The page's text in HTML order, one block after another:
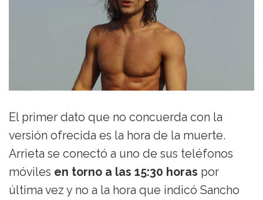
El primer dato que no concuerda con la
versión ofrecida es la hora de la muerte.
Arrieta se conectó a uno de sus teléfonos
móviles en torno a las 15:30 horas por
última vez y no a la hora que indicó Sancho